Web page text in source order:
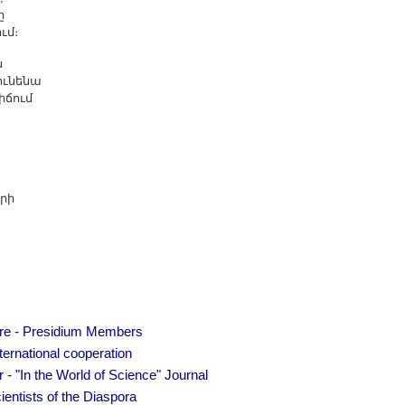
- Presidium Members
cooperation
- "In the World of Science" Journal
of the Diaspora